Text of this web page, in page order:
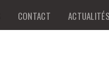
CONTACT